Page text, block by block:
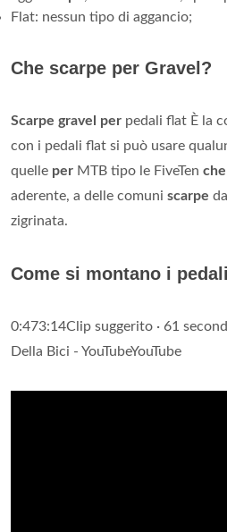
Flat: nessun tipo di aggancio;
Che scarpe per Gravel?
Scarpe gravel per pedali flat È la
con i pedali flat si può usare
quelle per MTB tipo le FiveTen che
aderente, a delle comuni scarpe
zigrinata.
Come si montano i
0:473:14Clip suggerito · 61
Della Bici - YouTubeYouTube